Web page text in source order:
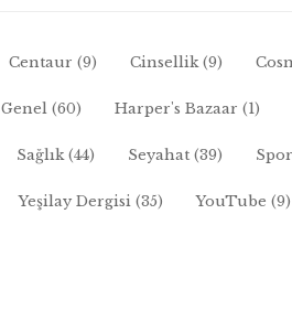
Centaur (9) Cinsellik(9)
Genel (60) Harper's Bazaar (1)
Sağlık(44) Seyahat (39) Spor
Yeşilay Dergisi (35) YouTube (9)